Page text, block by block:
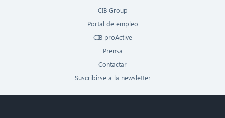
CIB Group
Portal de empleo
CIB proActive
Prensa
Contactar
Suscribirse a la newsletter